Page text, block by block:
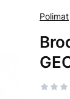
Polimat